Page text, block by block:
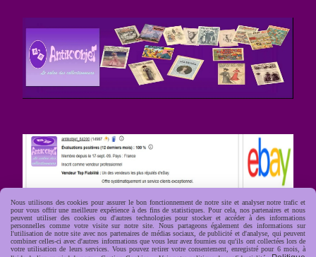
Nous utilisons des cookies pour assurer le bon fonctionnement de notre site et analyser notre trafic et
pour vous offrir une meilleure expérience à des fins de statistiques. Pour cela, nos partenaires et nous
peuvent utiliser des cookies ou d'autres technologies pour stocker et accéder à des informations
personnelles comme votre visite sur notre site. Nous partageons également des informations sur
l'utilisation de notre site avec nos partenaires de médias sociaux, de publicité et d'analyse, qui peuvent
combiner celles-ci avec d'autres informations que vous leur avez fournies ou qu'ils ont collectées lors de
votre utilisation de leurs services. Vous pouvez retirer votre consentement, enregistré pour 6 mois, à